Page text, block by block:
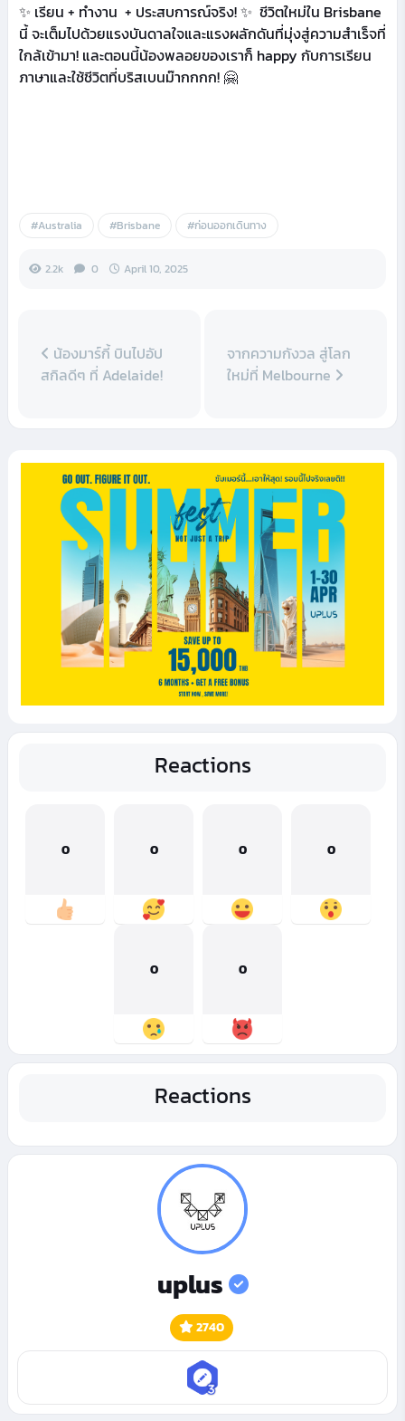
✨ เรียน + ทำงาน + ประสบการณ์จริง! ✨ ชีวิตใหม่ใน Brisbane
นี้ จะเต็มไปด้วยแรงบันดาลใจและแรงผลักดันที่มุ่งสู่ความสำเร็จที่
ใกล้เข้ามา! และตอนนี้น้องพลอยของเราก็ happy กับการเรียน
ภาษาและใช้ชีวิตที่บริสเบนม๊ากกกก! 🤗
#Australia #Brisbane #ก่อนออกเดินทาง
2.2k 0 April 10, 2025
น้องมาร์กี้ บินไปอัป
สกิลดีๆ ที่ Adelaide!
จากความกังวล สู่โลก
ใหม่ที่ Melbourne
Reactions
0 0 0 0
0 0
Reactions
uplus
2740